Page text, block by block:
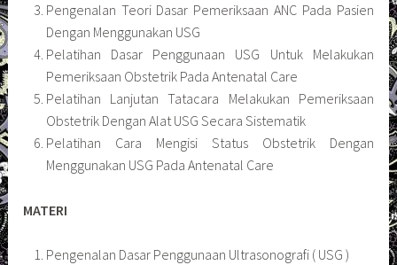
Pengenalan Teori Dasar Pemeriksaan ANC Pada Pasien
Dengan Menggunakan USG
Pelatihan Dasar Penggunaan USG Untuk Melakukan
Pemeriksaan Obstetrik Pada Antenatal Care
Pelatihan Lanjutan Tatacara Melakukan Pemeriksaan
Obstetrik Dengan Alat USG Secara Sistematik
Pelatihan Cara Mengisi Status Obstetrik Dengan
Menggunakan USG Pada Antenatal Care
MATERI
Pengenalan Dasar Penggunaan Ultrasonografi ( USG )